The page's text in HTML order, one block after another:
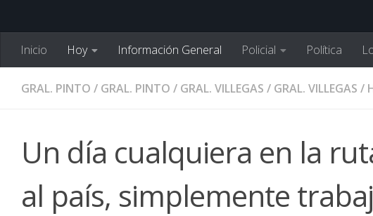
Inicio Hoy Información General Policial Política
GRAL. PINTO / GRAL. PINTO / GRAL. VILLEGAS / GRAL. VILLEGAS /
Un día cualquiera en la
al país, simplemente